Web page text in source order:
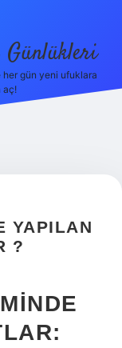
Günlükleri
gün yeni ufuklara
aç!
YAPILAN
?